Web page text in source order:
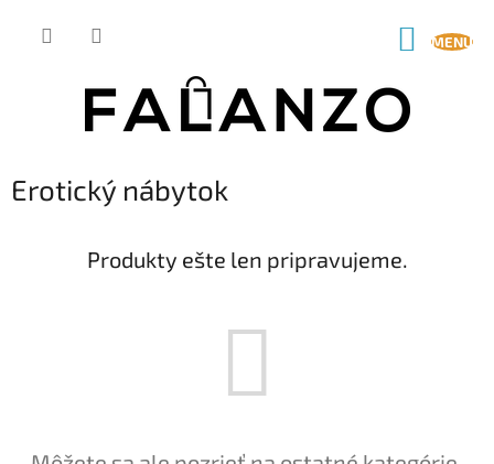
Erotický nábytok
Produkty ešte len pripravujeme.